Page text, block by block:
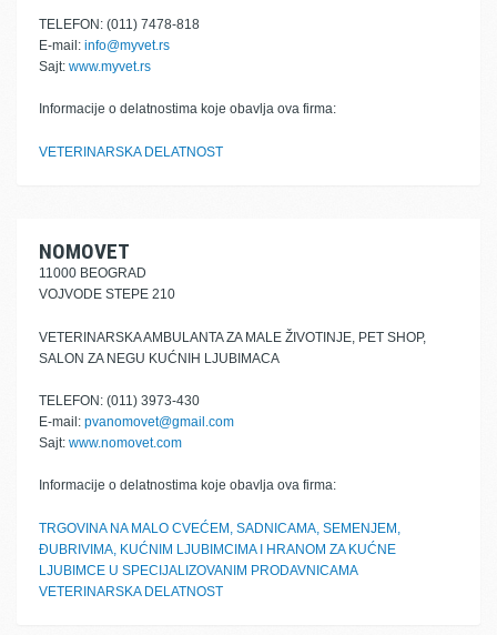
TELEFON: (011) 7478-818
E-mail: info@myvet.rs
Sajt: www.myvet.rs
Informacije o delatnostima koje obavlja ova firma:
VETERINARSKA DELATNOST
NOMOVET
11000 BEOGRAD
VOJVODE STEPE 210
VETERINARSKA AMBULANTA ZA MALE ŽIVOTINJE, PET SHOP,
SALON ZA NEGU KUĆNIH LJUBIMACA
TELEFON: (011) 3973-430
E-mail: pvanomovet@gmail.com
Sajt: www.nomovet.com
Informacije o delatnostima koje obavlja ova firma:
TRGOVINA NA MALO CVEĆEM, SADNICAMA, SEMENJEM,
ĐUBRIVIMA, KUĆNIM LJUBIMCIMA I HRANOM ZA KUĆNE
LJUBIMCE U SPECIJALIZOVANIM PRODAVNICAMA
VETERINARSKA DELATNOST